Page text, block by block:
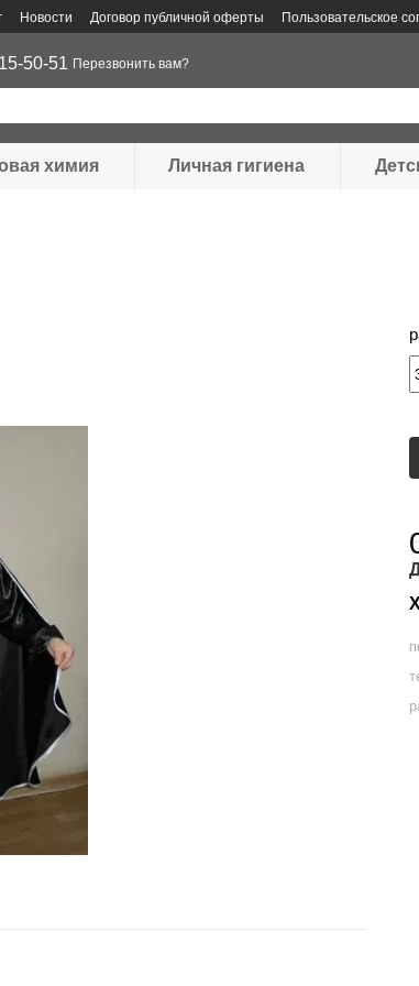
Новости Договор публичной оферты Пользовательское
50-51 Перезвонить вам?
химия Личная гигиена